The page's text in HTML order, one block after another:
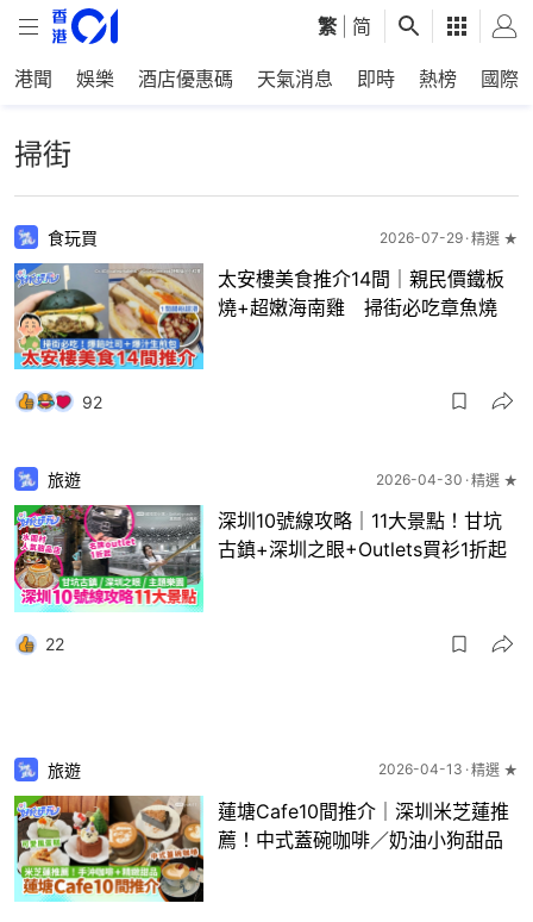
繁 简
港聞 娛樂 酒店優惠碼 天氣消息 即時 熱榜 國際
掃街
食玩買 2026-07-29 精選 ★
太安樓美食推介14間｜親民價鐵板
燒+超嫩海南雞 掃街必吃章魚燒
92
旅遊 2026-04-30 精選 ★
深圳10號線攻略｜11大景點！甘坑
古鎮+深圳之眼+Outlets買衫1折起
22
旅遊 2026-04-13 精選 ★
蓮塘Cafe10間推介｜深圳米芝蓮推
薦！中式蓋碗咖啡／奶油小狗甜品